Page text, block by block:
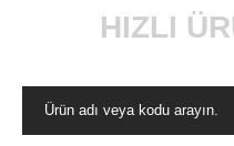
HIZLI